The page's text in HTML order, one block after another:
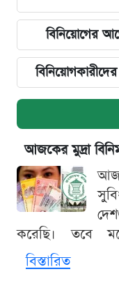
বিনিয়োগের
আজকের মুদ্রা
আজ
করেছি। তবে
বিস্তারিত